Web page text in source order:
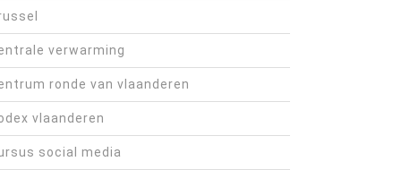
verwarming
ronde van vlaanderen
vlaanderen
social media